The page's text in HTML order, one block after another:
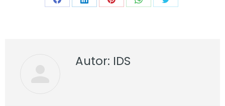
Share Share Share Share Share
Autor: IDS